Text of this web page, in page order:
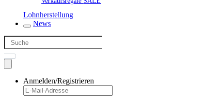
Lohnherstellung
News
Anmelden/Registrieren